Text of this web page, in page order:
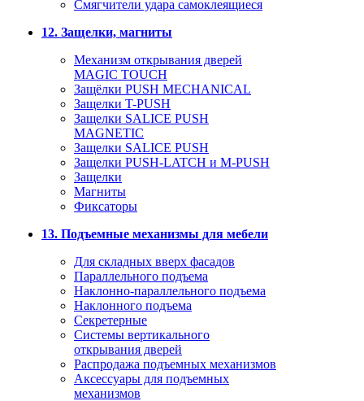
Cмягчители удара самоклеящиеся
12. Защелки, магниты
Механизм открывания дверей
MAGIC TOUCH
Защёлки PUSH MECHANICAL
Защелки T-PUSH
Защелки SALICE PUSH
MAGNETIC
Защелки SALICE PUSH
Защелки PUSH-LATCH и M-PUSH
Защелки
Магниты
Фиксаторы
13. Подъемные механизмы для мебели
Для складных вверх фасадов
Параллельного подъема
Наклонно-параллельного подъема
Наклонного подъема
Секретерные
Системы вертикального
открывания дверей
Распродажа подъемных механизмов
Аксессуары для подъемных
механизмов